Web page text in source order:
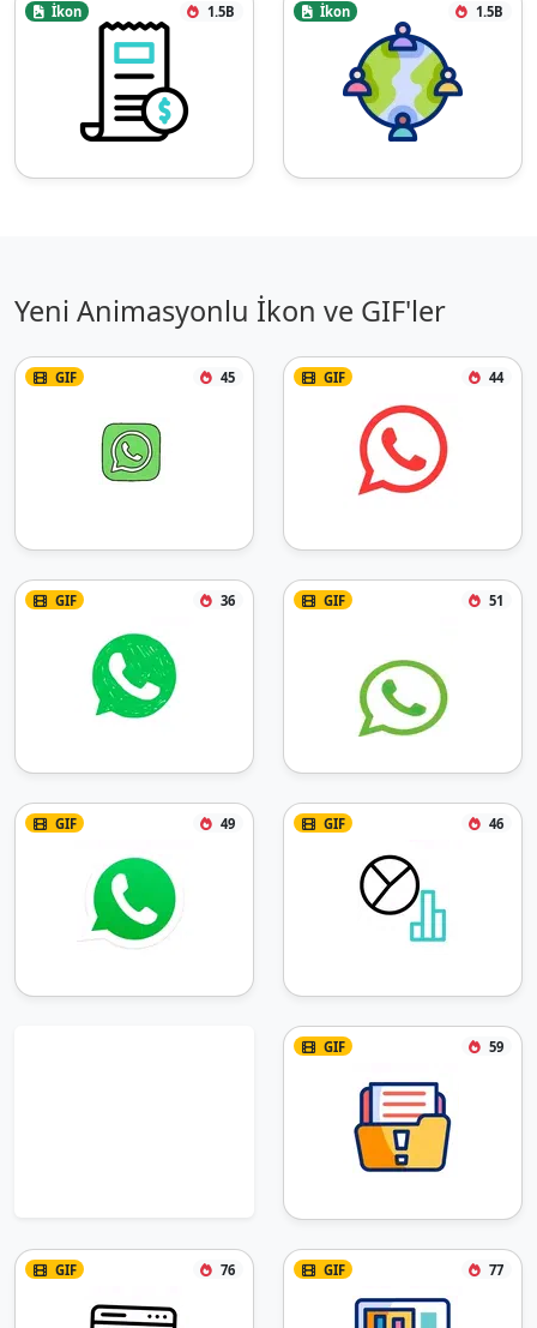
İkon 1.5B İkon 1.5B
Yeni Animasyonlu İkon ve GIF'ler
GIF 45 GIF 44
GIF 36 GIF 51
GIF 49 GIF 46
GIF 59
GIF 76 GIF 77